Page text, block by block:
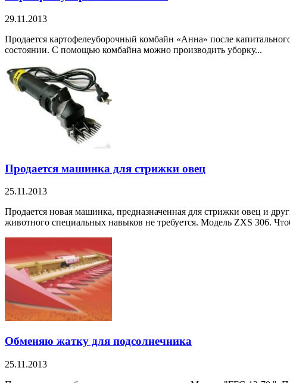
29.11.2013
Продается картофелеуборочный комбайн «Анна» после
состоянии. С помощью комбайна можно производить уборку...
Продается машинка для стрижки овец
25.11.2013
Продается новая машинка, предназначенная для стрижки овец и
животного специальных навыков не требуется. Модель ZXS 306.
Обменяю жатку для подсолнечника
25.11.2013